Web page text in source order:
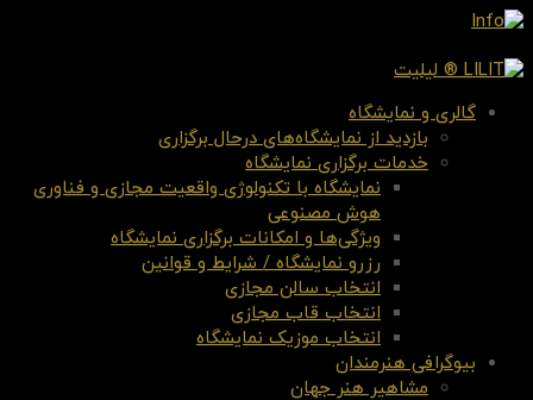
گالری و نمایشگاه
بازدید از نمایشگاه‌های درحال برگزاری
خدمات برگزاری نمایشگاه
نمایشگاه با تکنولوژی واقعیت مجازی و فناوری
هوش مصنوعی
ویژگی‌ها و امکانات برگزاری نمایشگاه
رزرو نمایشگاه / شرایط و قوانین
انتخاب سالن مجازی
انتخاب قاب مجازی
انتخاب موزیک نمایشگاه
بیوگرافی هنرمندان
مشاهیر هنر جهان